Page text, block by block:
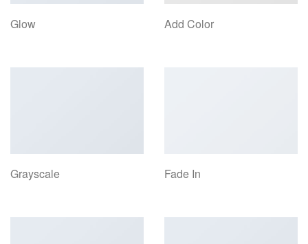
Glow Add Color
Grayscale Fade In